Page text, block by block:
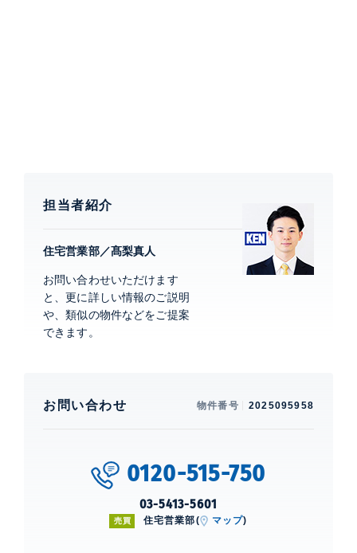
設され景観に配慮し整備された、隅田川の潤いを感じら
れる新街区に立地します。敷地西側のフォレストパーク
を中心に豊富な緑が配され、スカイラウンジやオーナー
ズスイートなどの共用施設と、ホテルライクなコンシェ
ルジュカウンターが設けられております。
最上階、 バルコニー、 床暖房
立、 ウォークインクローゼット、 シューズ
インクローゼット、 都市ガス、 ディスポー
建物設備・施設
ス、 ペット設備、 24時間ゴミ出し可能、 敷地内ゴミ
置場、 スカイラウンジ、 ゲストルーム、 フロントサー
担当者紹介
住宅営業部／髙梨真人
お問い合わせいただけます
と、更に詳しい情報のご説明
や、類似の物件などをご提案
できます。
お問い合わせ 物件番号 2025095958
0120-515-750
03-5413-5601
売買 住宅営業部( マップ)